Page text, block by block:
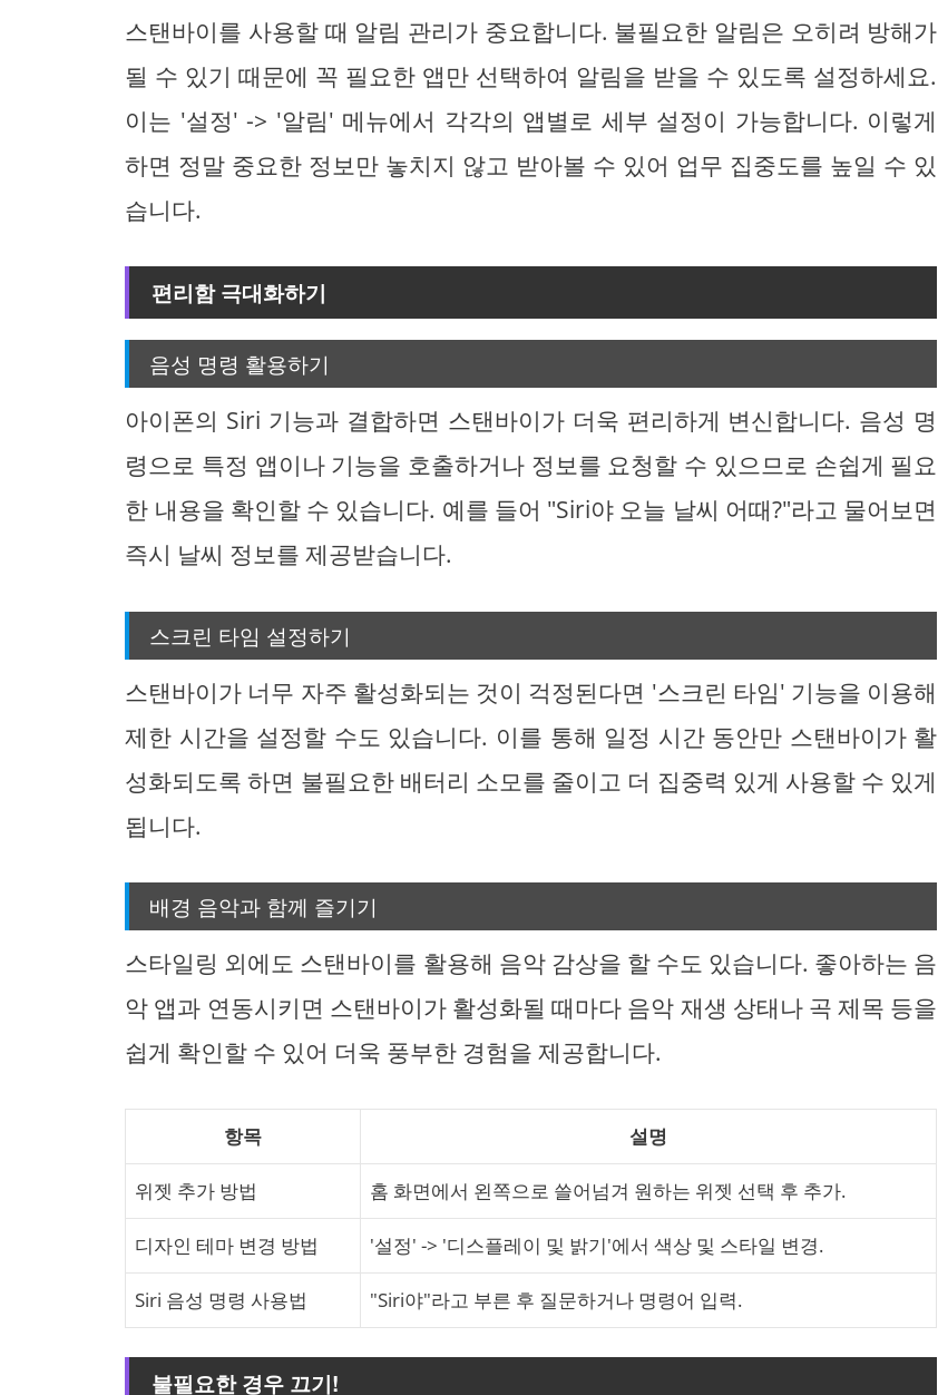
스탠바이를 사용할 때 알림 관리가 중요합니다. 불필요한 알림은 오히려 방해가
될 수 있기 때문에 꼭 필요한 앱만 선택하여 알림을 받을 수 있도록 설정하세요.
이는 '설정' -> '알림' 메뉴에서 각각의 앱별로 세부 설정이 가능합니다. 이렇게
하면 정말 중요한 정보만 놓치지 않고 받아볼 수 있어 업무 집중도를 높일 수 있
습니다.
편리함 극대화하기
음성 명령 활용하기
아이폰의 Siri 기능과 결합하면 스탠바이가 더욱 편리하게 변신합니다. 음성 명
령으로 특정 앱이나 기능을 호출하거나 정보를 요청할 수 있으므로 손쉽게 필요
한 내용을 확인할 수 있습니다. 예를 들어 "Siri야 오늘 날씨 어때?"라고 물어보면
즉시 날씨 정보를 제공받습니다.
스크린 타임 설정하기
스탠바이가 너무 자주 활성화되는 것이 걱정된다면 '스크린 타임' 기능을 이용해
제한 시간을 설정할 수도 있습니다. 이를 통해 일정 시간 동안만 스탠바이가 활
성화되도록 하면 불필요한 배터리 소모를 줄이고 더 집중력 있게 사용할 수 있게
됩니다.
배경 음악과 함께 즐기기
스타일링 외에도 스탠바이를 활용해 음악 감상을 할 수도 있습니다. 좋아하는 음
악 앱과 연동시키면 스탠바이가 활성화될 때마다 음악 재생 상태나 곡 제목 등을
쉽게 확인할 수 있어 더욱 풍부한 경험을 제공합니다.
항목 설명
위젯 추가 방법 홈 화면에서 왼쪽으로 쓸어넘겨 원하는 위젯 선택 후 추가.
디자인 테마 변경 방법 '설정' -> '디스플레이 및 밝기'에서 색상 및 스타일 변경.
Siri 음성 명령 사용법 "Siri야"라고 부른 후 질문하거나 명령어 입력.
불필요한 경우 끄기!